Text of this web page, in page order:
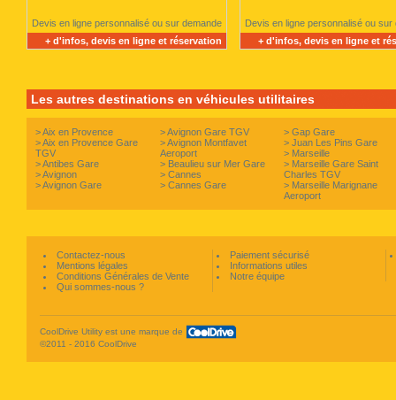
Devis en ligne personnalisé ou sur demande
+ d'infos, devis en ligne et réservation
Devis en ligne personnalisé ou sur
+ d'infos, devis en ligne et
Les autres destinations en véhicules utilitaires
>Aix en Provence
>Aix en Provence Gare
TGV
>Antibes Gare
>Avignon
>Avignon Gare
>Avignon Gare TGV
>Avignon Montfavet
Aeroport
> Beaulieu sur Mer Gare
> Cannes
> Cannes Gare
>Gap Gare
>Juan Les Pins Gare
> Marseille
> Marseille Gare Saint
Charles TGV
> Marseille Marignane
Aeroport
Contactez-nous
Mentions légales
Conditions Générales de Vente
Qui sommes-nous ?
Paiement sécurisé
Informations utiles
Notre équipe
CoolDrive Utility est une marque de
©2011 - 2016 CoolDrive